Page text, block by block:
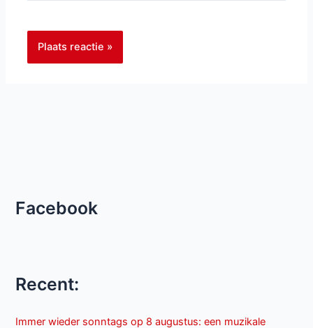
Facebook
Recent:
Immer wieder sonntags op 8 augustus: een muzikale